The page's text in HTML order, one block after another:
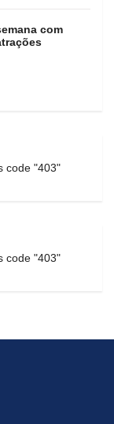
com
code "403"
code "403"